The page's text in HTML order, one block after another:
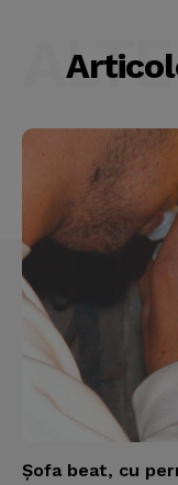
Şofa beat, cu